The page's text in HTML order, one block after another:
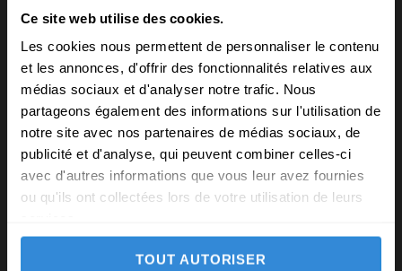
Ce site web utilise des cookies.
Les cookies nous permettent de personnaliser le contenu
et les annonces, d'offrir des fonctionnalités relatives aux
médias sociaux et d'analyser notre trafic. Nous
partageons également des informations sur l'utilisation de
notre site avec nos partenaires de médias sociaux, de
publicité et d'analyse, qui peuvent combiner celles-ci
avec d'autres informations que vous leur avez fournies
ou qu'ils ont collectées lors de votre utilisation de leurs
TOUT AUTORISER
pour accompagner tous ceux qui souhaitent cheminer en
conscience dans les hauts-lieux porteurs d’énergies.
Recevez notre Newsletter